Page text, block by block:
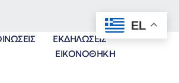
ΕΚΔΗΛΏΣΕΙΣ
ΕΙΚΟΝΟΘΉΚΗ
EL